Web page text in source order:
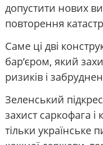
допустити нових
повторення
Саме ці дві
бар’єром, який
ризиків і
Зеленський
захист саркофага
тільки українське